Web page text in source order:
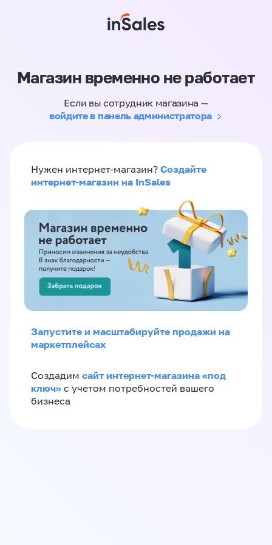
Магазин временно не работает
Если вы сотрудник магазина —
войдите в панель администратора
Нужен интернет-магазин? Создайте
интернет-магазин на InSales
Запустите и масштабируйте продажи на
маркетплейсах
Создадим сайт интернет-магазина «под
ключ» с учетом потребностей вашего
бизнеса